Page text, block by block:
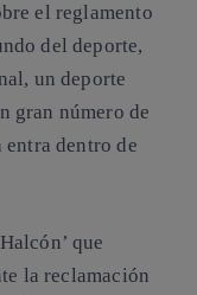
el reglamento
del deporte,
un deporte
gran número de
entra dentro de
’ que
la reclamación